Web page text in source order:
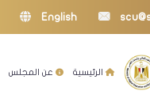
English
الرئيسية عن المجلس